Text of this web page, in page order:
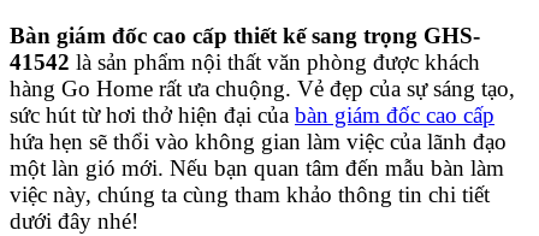
Bàn giám đốc cao cấp thiết kế sang trọng GHS-
41542 là sản phẩm nội thất văn phòng được khách
hàng Go Home rất ưa chuộng. Vẻ đẹp của sự sáng tạo,
sức hút từ hơi thở hiện đại của bàn giám đốc cao cấp
hứa hẹn sẽ thổi vào không gian làm việc của lãnh đạo
một làn gió mới. Nếu bạn quan tâm đến mẫu bàn làm
việc này, chúng ta cùng tham khảo thông tin chi tiết
dưới đây nhé!